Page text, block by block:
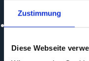
Zustimmung
Diese Webseite
ISG erfasst keine
Online